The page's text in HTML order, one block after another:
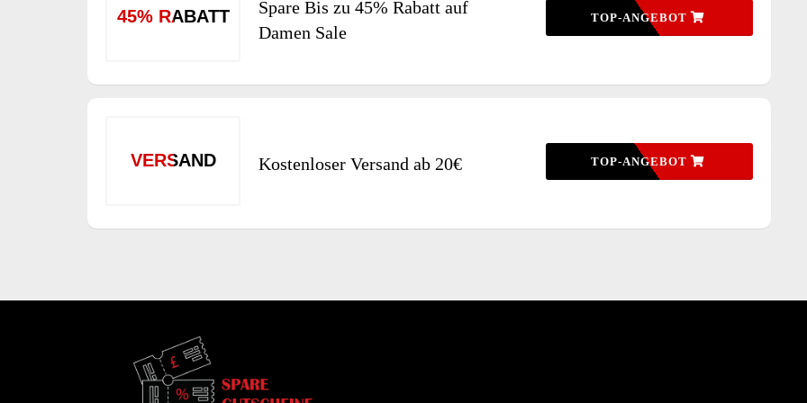
45% RABATT
Spare Bis zu 45% Rabatt auf
Damen Sale
TOP-ANGEBOT
VERSAND Kostenloser Versand ab 20€ TOP-ANGEBOT